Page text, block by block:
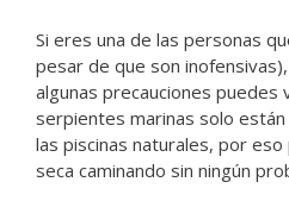
Si eres una de las personas
pesar de que son
algunas precauciones puedes
serpientes marinas solo están
las piscinas naturales, por
seca caminando sin ningún